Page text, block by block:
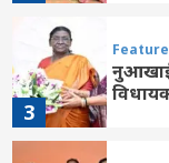
3
Feature
नुआखाई